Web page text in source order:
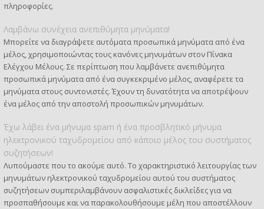
πληροφορίες.
Λαμβάνω συνέχεια ανεπιθύμητα μηνύματα!
Μπορείτε να διαγράψετε αυτόματα προσωπικά μηνύματα από ένα
μέλος, χρησιμοποιώντας τους κανόνες μηνυμάτων στον Πίνακα
Ελέγχου Μέλους. Σε περίπτωση που λαμβάνετε ανεπιθύμητα
προσωπικά μηνύματα από ένα συγκεκριμένο μέλος, αναφέρετε τα
μηνύματα στους συντονιστές. Έχουν τη δυνατότητα να αποτρέψουν
ένα μέλος από την αποστολή προσωπικών μηνυμάτων.
Έχω λάβει ένα μήνυμα spam ή ένα προσβλητικό μήνυμα
ηλεκτρονικού ταχυδρομείου από κάποιο μέλος του συστήματος
συζητήσεων!
Λυπούμαστε που το ακούμε αυτό. Το χαρακτηριστικό λειτουργίας των
μηνυμάτων ηλεκτρονικού ταχυδρομείου αυτού του συστήματος
συζητήσεων συμπεριλαμβάνουν ασφαλιστικές δικλείδες για να
προσπαθήσουμε και να παρακολουθήσουμε μέλη που αποστέλλουν